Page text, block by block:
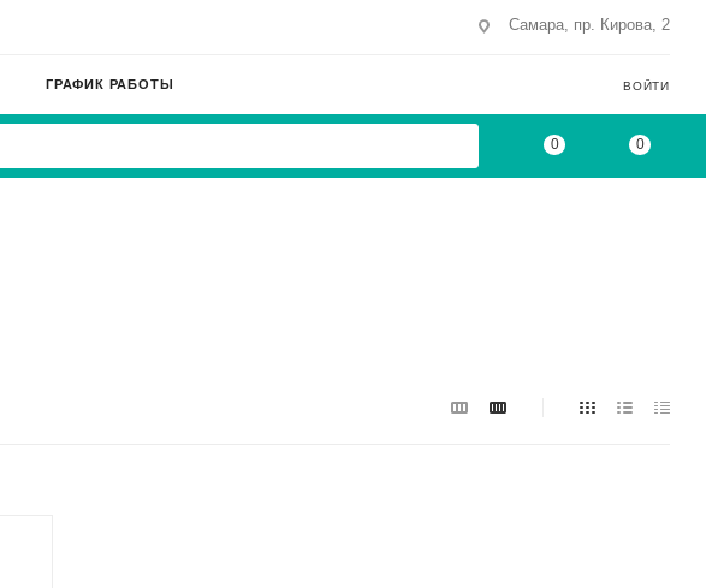
Самара, пр. Кирова, 2
ГРАФИК РАБОТЫ ВОЙТИ
0 0